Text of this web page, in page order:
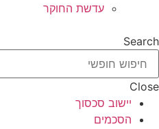
עדשת החוקר
Search
Close
יישוב סכסוך
הסכמים